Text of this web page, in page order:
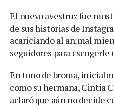
El nuevo avestruz fue
de sus historias de
acariciando al animal
seguidores para escogerle
En tono de broma,
como su hermana, Cintia
aclaró que aún no decide